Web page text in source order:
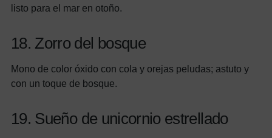
listo para el mar en otoño.
18. Zorro del bosque
Mono de color óxido con cola y orejas peludas; astuto y
con un toque de bosque.
19. Sueño de unicornio estrellado